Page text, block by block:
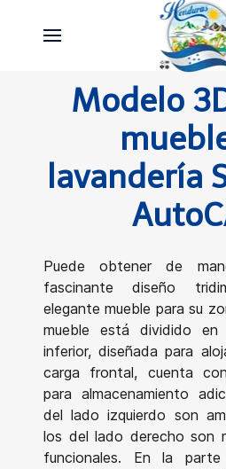
Modelo
lavandería
Puede obtener de
fascinante diseño
elegante mueble para su
mueble está dividido en
inferior, diseñada para
carga frontal, cuenta
para almacenamiento
del lado izquierdo son
los del lado derecho son
funcionales. En la